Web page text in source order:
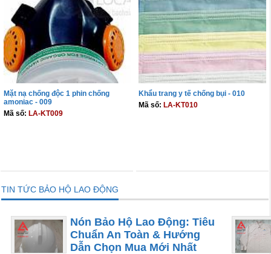
Mặt nạ chống độc 1 phin chống
amoniac - 009
Mã số: LA-KT009
Khẩu trang y tế chống bụi - 010
Mã số: LA-KT010
TIN TỨC BẢO HỘ LAO ĐỘNG
Nón Bảo Hộ Lao Động: Tiêu
Chuẩn An Toàn & Hướng
Dẫn Chọn Mua Mới Nhất